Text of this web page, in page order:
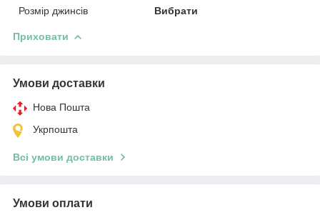
Розмір джинсів
Вибрати
Приховати
Умови доставки
Нова Пошта
Укрпошта
Всі умови доставки
Умови оплати